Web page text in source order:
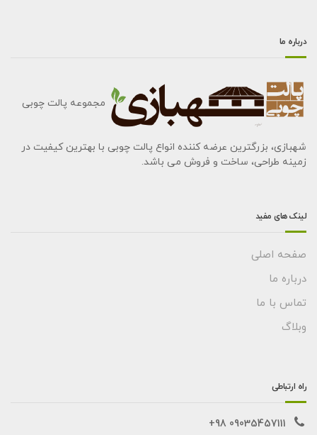
درباره ما
مجموعه پالت چوبی
شهبازی، بزرگترین عرضه کننده انواع پالت چوبی با بهترین کیفیت در
زمینه طراحی، ساخت و فروش می باشد.
لینک های مفید
صفحه اصلی
درباره ما
تماس با ما
وبلاگ
راه ارتباطی
09035457111 98+